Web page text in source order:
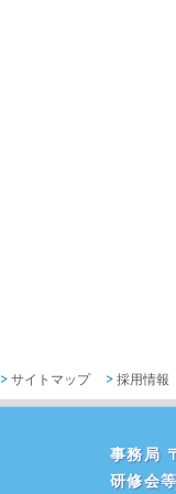
サイトマップ 採用情報
事務局
研修会